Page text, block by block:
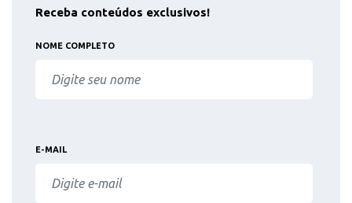
Receba conteúdos exclusivos!
NOME COMPLETO
E-MAIL